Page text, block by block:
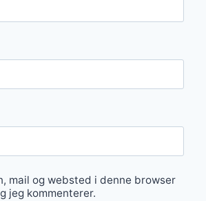
mail og websted i denne browser
jeg kommenterer.